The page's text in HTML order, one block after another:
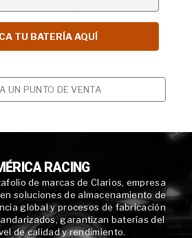
UN PUNTO DE VENTA
RACING
de marcas de Clarios, empresa
soluciones de almacenamiento de
global y procesos de fabricación
garantizan baterías del
de calidad y rendimiento.